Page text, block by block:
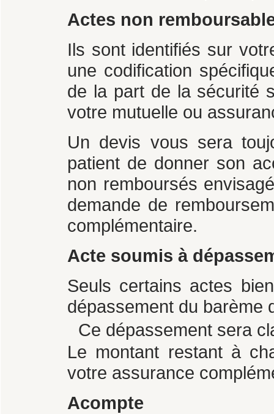
Actes non
Ils sont identifiés sur
une codification
de la part de la sécurité
votre mutuelle ou
Un devis vous sera
patient de donner son
non remboursés
demande de
complémentaire.
Acte soumis à
Seuls certains actes
dépassement du barème
Ce dépassement sera
Le montant restant à
votre assurance
Acompte